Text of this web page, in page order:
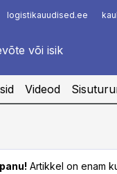
logistikauudised.ee
Infopank
Videod
Artikkel on enam